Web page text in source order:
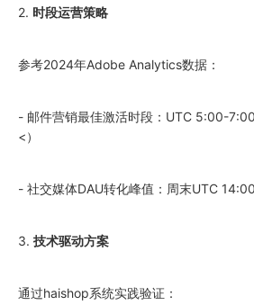
2. 时段运营策略
参考2024年Adobe Analytics数据：
- 邮件营销最佳激活时段：UTC 5:00-7:00
<）
- 社交媒体DAU转化峰值：周末UTC
3. 技术驱动方案
通过haishop系统实践验证：